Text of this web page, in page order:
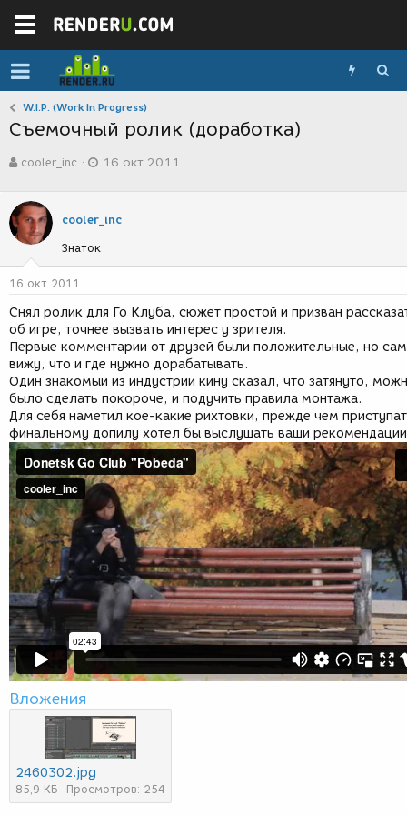
W.I.P. (Work In Progress)
Съемочный ролик (доработка)
в
о
р
т
е
м
ы
cooler_inc
а
с
д
и
я
16 окт 2011
cooler_inc
Знаток
16 окт 2011
Снял ролик для Го Клуба, сюжет простой и призван
об игре, точнее вызвать интерес у зрителя.
Первые комментарии от друзей были положительные, но сам
вижу, что и где нужно дорабатывать.
Один знакомый из индустрии кину сказал, что затянуто,
было сделать покороче, и подучить правила монтажа.
Для себя наметил кое-какие рихтовки, прежде чем
финальному допилу хотел бы выслушать ваши
Вложения
2460302.jpg
85,9 КБ Просмотров: 254